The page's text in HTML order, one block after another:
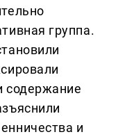
группа.
содержание
и